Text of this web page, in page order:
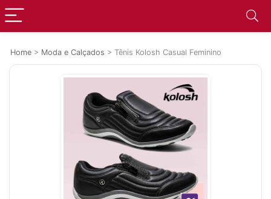
Home > Moda e Calçados > Tênis Kolosh Casual Feminino